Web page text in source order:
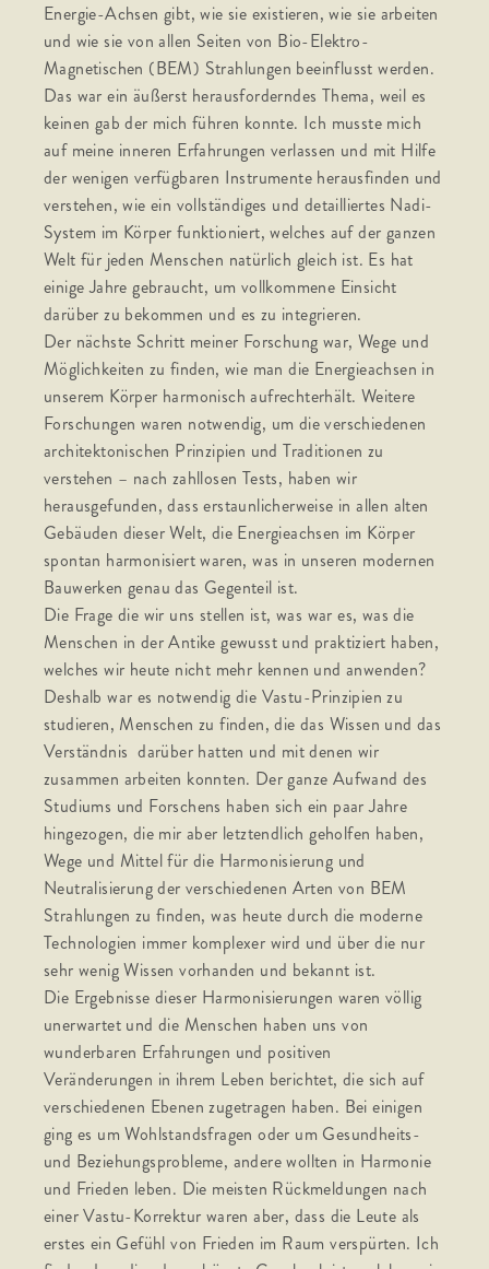
Energie-Achsen gibt, wie sie existieren, wie sie arbeiten
und wie sie von allen Seiten von Bio-Elektro-
Magnetischen (BEM) Strahlungen beeinflusst werden.
Das war ein äußerst herausforderndes Thema, weil es
keinen gab der mich führen konnte. Ich musste mich
auf meine inneren Erfahrungen verlassen und mit Hilfe
der wenigen verfügbaren Instrumente herausfinden und
verstehen, wie ein vollständiges und detailliertes Nadi-
System im Körper funktioniert, welches auf der ganzen
Welt für jeden Menschen natürlich gleich ist. Es hat
einige Jahre gebraucht, um vollkommene Einsicht
darüber zu bekommen und es zu integrieren.
Der nächste Schritt meiner Forschung war, Wege und
Möglichkeiten zu finden, wie man die Energieachsen in
unserem Körper harmonisch aufrechterhält. Weitere
Forschungen waren notwendig, um die verschiedenen
architektonischen Prinzipien und Traditionen zu
verstehen – nach zahllosen Tests, haben wir
herausgefunden, dass erstaunlicherweise in allen alten
Gebäuden dieser Welt, die Energieachsen im Körper
spontan harmonisiert waren, was in unseren modernen
Bauwerken genau das Gegenteil ist.
Die Frage die wir uns stellen ist, was war es, was die
Menschen in der Antike gewusst und praktiziert haben,
welches wir heute nicht mehr kennen und anwenden?
Deshalb war es notwendig die Vastu-Prinzipien zu
studieren, Menschen zu finden, die das Wissen und das
Verständnis darüber hatten und mit denen wir
zusammen arbeiten konnten. Der ganze Aufwand des
Studiums und Forschens haben sich ein paar Jahre
hingezogen, die mir aber letztendlich geholfen haben,
Wege und Mittel für die Harmonisierung und
Neutralisierung der verschiedenen Arten von BEM
Strahlungen zu finden, was heute durch die moderne
Technologien immer komplexer wird und über die nur
sehr wenig Wissen vorhanden und bekannt ist.
Die Ergebnisse dieser Harmonisierungen waren völlig
unerwartet und die Menschen haben uns von
wunderbaren Erfahrungen und positiven
Veränderungen in ihrem Leben berichtet, die sich auf
verschiedenen Ebenen zugetragen haben. Bei einigen
ging es um Wohlstandsfragen oder um Gesundheits-
und Beziehungsprobleme, andere wollten in Harmonie
und Frieden leben. Die meisten Rückmeldungen nach
einer Vastu-Korrektur waren aber, dass die Leute als
erstes ein Gefühl von Frieden im Raum verspürten. Ich